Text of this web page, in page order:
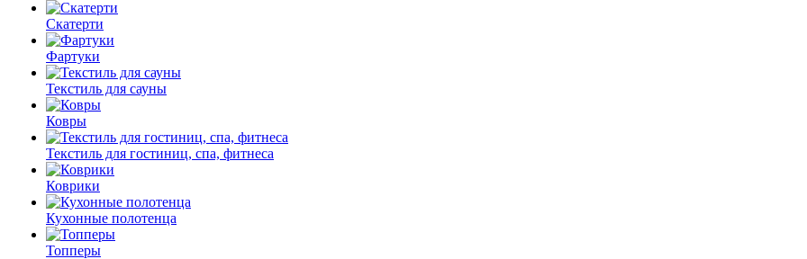
Скатерти
Фартуки
Текстиль для сауны
Ковры
Текстиль для гостиниц, спа, фитнеса
Коврики
Кухонные полотенца
Топперы